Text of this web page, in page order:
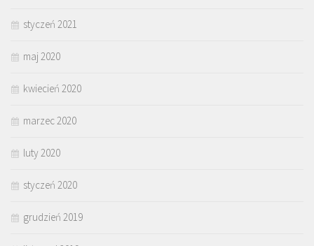
styczeń 2021
maj 2020
kwiecień 2020
marzec 2020
luty 2020
styczeń 2020
grudzień 2019